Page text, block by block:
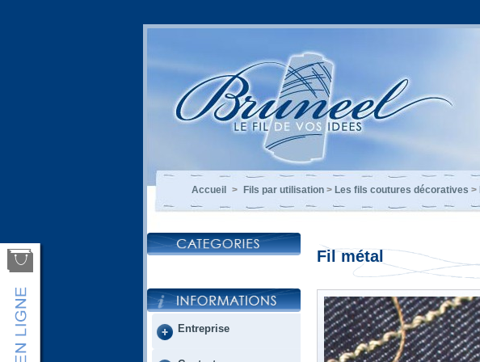
Entreprise
Accueil > Fils par utilisation > Les fils coutures décoratives >
Fil métal